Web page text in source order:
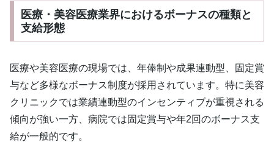
医療・美容医療業界におけるボーナスの種類と
支給形態
医療や美容医療の現場では、年俸制や成果連動型、固定賞
与など多様なボーナス制度が採用されています。特に美容
クリニックでは業績連動型のインセンティブが重視される
傾向が強い一方、病院では固定賞与や年2回のボーナス支
給が一般的です。